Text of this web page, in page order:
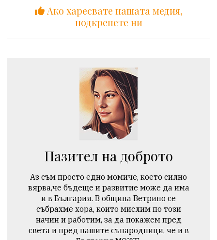
Ако харесвате нашата медия,
подкрепете ни
Пазител на доброто
Аз съм просто едно момиче, което силно
вярва,че бъдеще и развитие може да има
и в България. В община Ветрино се
събрахме хора, които мислим по този
начин и работим, за да покажем пред
света и пред нашите сънародници, че и в